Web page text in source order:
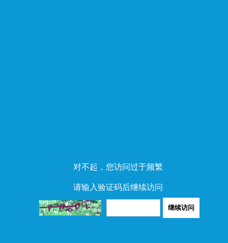
对不起，您访问过于频繁
请输入验证码后继续访问
继续访问